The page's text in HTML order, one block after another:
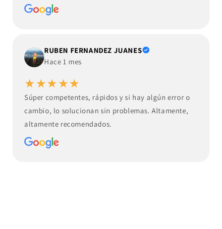
RUBEN FERNANDEZ JUANES
Hace 1 mes
★★★★★
Súper competentes, rápidos y si hay algún error o
cambio, lo solucionan sin problemas. Altamente,
altamente recomendados.